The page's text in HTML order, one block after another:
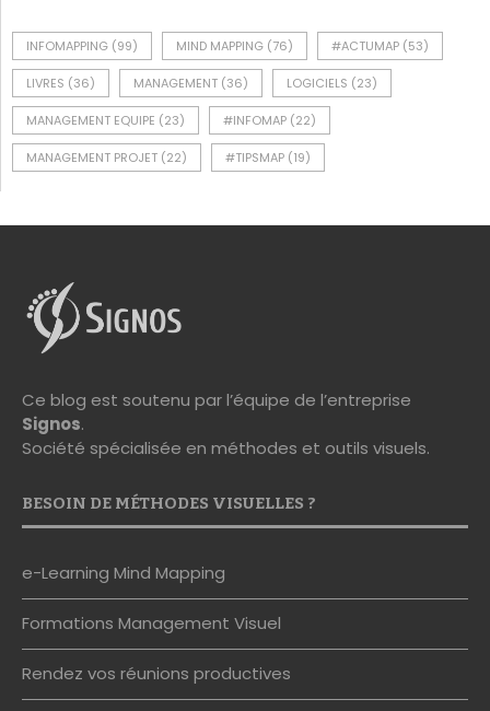
INFOMAPPING (99) MIND MAPPING (76) #ACTUMAP (53)
LIVRES (36) MANAGEMENT (36) LOGICIELS (23)
MANAGEMENT EQUIPE (23) #INFOMAP (22)
MANAGEMENT PROJET (22) #TIPSMAP (19)
Ce blog est soutenu par l’équipe de l’entreprise
Signos.
Société spécialisée en méthodes et outils visuels.
BESOIN DE MÉTHODES VISUELLES ?
e-Learning Mind Mapping
Formations Management Visuel
Rendez vos réunions productives